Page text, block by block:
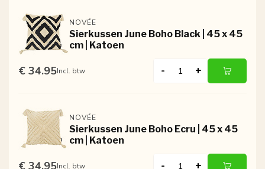
NOVÉE
Sierkussen June Boho Black | 45 x 45
cm | Katoen
€ 34.95Incl. btw - +
NOVÉE
Sierkussen June Boho Ecru | 45 x 45
cm | Katoen
€ 34.95Incl. btw - +